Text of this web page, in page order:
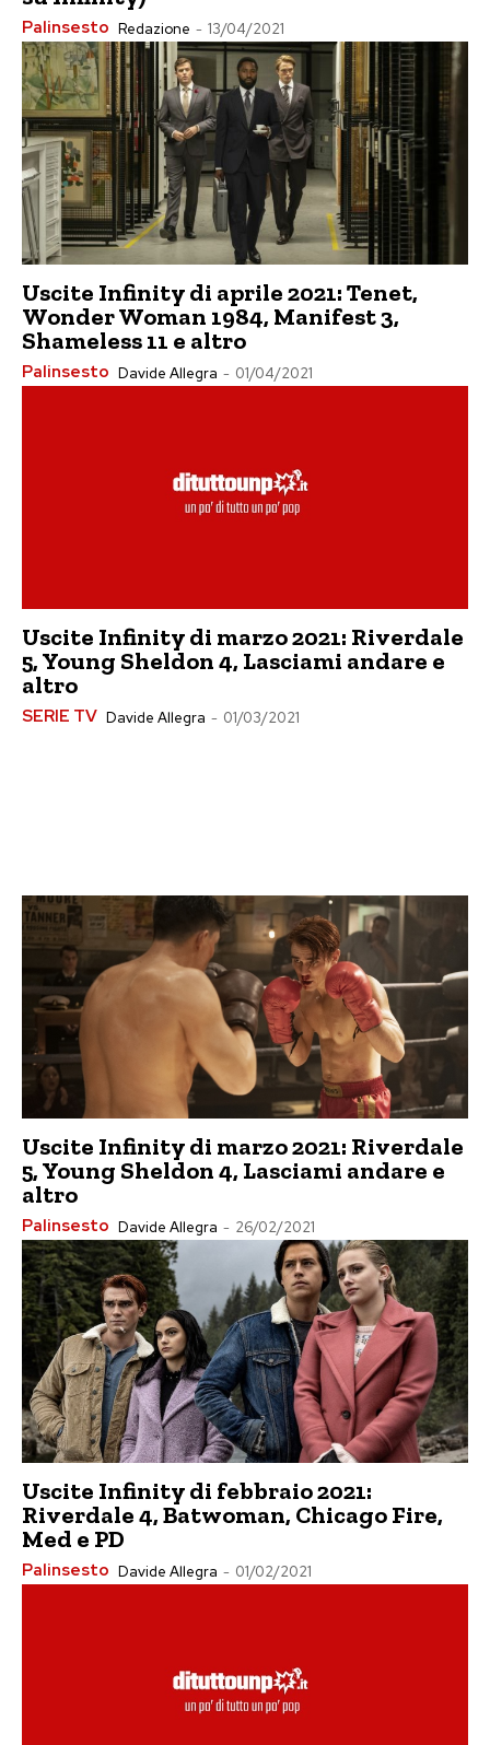
Palinsesto Redazione - 13/04/2021
Uscite Infinity di aprile 2021: Tenet,
Wonder Woman 1984, Manifest 3,
Shameless 11 e altro
Palinsesto Davide Allegra - 01/04/2021
Uscite Infinity di marzo 2021: Riverdale
5, Young Sheldon 4, Lasciami andare e
altro
SERIE TV Davide Allegra - 01/03/2021
Uscite Infinity di marzo 2021: Riverdale
5, Young Sheldon 4, Lasciami andare e
altro
Palinsesto Davide Allegra - 26/02/2021
Uscite Infinity di febbraio 2021:
Riverdale 4, Batwoman, Chicago Fire,
Med e PD
Palinsesto Davide Allegra - 01/02/2021